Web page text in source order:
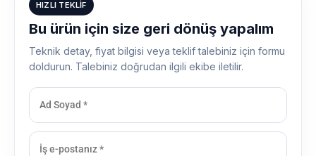
HIZLI TEKLIF
Bu ürün için size geri dönüş yapalım
Teknik detay, fiyat bilgisi veya teklif talebiniz için formu
doldurun. Talebiniz doğrudan ilgili ekibe iletilir.